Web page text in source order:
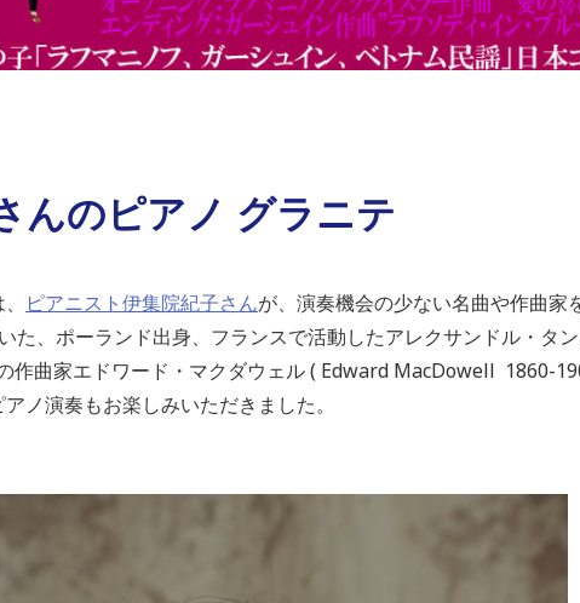
んのピアノ グラニテ
ピアニスト伊集院紀子さんが、演奏機会の少ない名曲や作曲家
た、ポーランド出身、フランスで活動したアレクサンドル・タ
作曲家エドワード・マクダウェル ( Edward MacDowell 1860-
ノ演奏もお楽しみいただきました。